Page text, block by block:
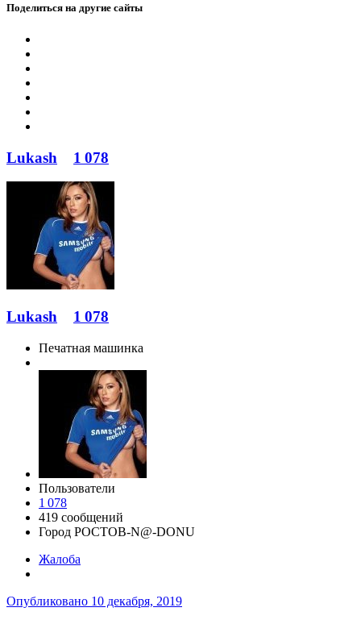
Поделиться на другие сайты
Lukash 1 078
Lukash 1 078
Печатная машинка
Пользователи
1 078
419 сообщений
Город РОСТОВ-N@-DONU
Жалоба
Опубликовано 10 декабря, 2019